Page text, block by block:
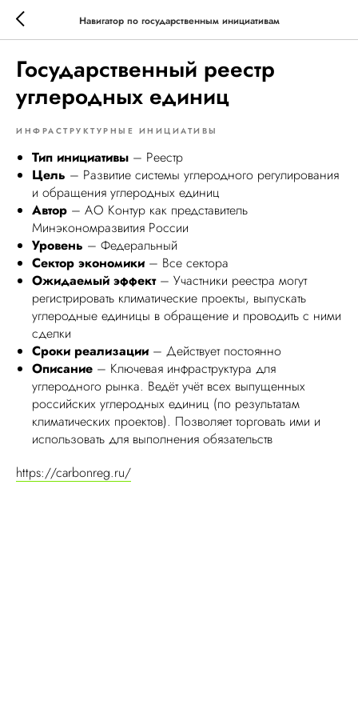
Навигатор по государственным инициативам
Государственный реестр
углеродных единиц
ИНФРАСТРУКТУРНЫЕ ИНИЦИАТИВЫ
Тип инициативы – Реестр
Цель – Развитие системы углеродного регулирования
и обращения углеродных единиц
Автор – АО Контур как представитель
Минэкономразвития России
Уровень – Федеральный
Сектор экономики – Все сектора
Ожидаемый эффект– Участники реестра могут
регистрировать климатические проекты, выпускать
углеродные единицы в обращение и проводить с ними
сделки
Сроки реализации – Действует постоянно
Описание – Ключевая инфраструктура для
углеродного рынка. Ведёт учёт всех выпущенных
российских углеродных единиц (по результатам
климатических проектов). Позволяет торговать ими и
использовать для выполнения обязательств
https://carbonreg.ru/